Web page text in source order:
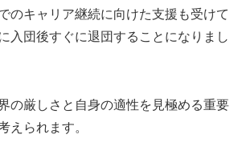
のキャリア継続に向けた支援も受けて
入団後すぐに退団することになりまし
の厳しさと自身の適性を見極める重要
えられます。